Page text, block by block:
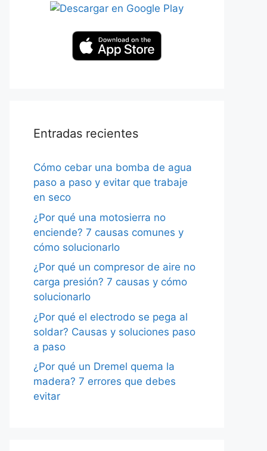
Entradas recientes
Cómo cebar una bomba de agua
paso a paso y evitar que trabaje
en seco
¿Por qué una motosierra no
enciende? 7 causas comunes y
cómo solucionarlo
¿Por qué un compresor de aire no
carga presión? 7 causas y cómo
solucionarlo
¿Por qué el electrodo se pega al
soldar? Causas y soluciones paso
a paso
¿Por qué un Dremel quema la
madera? 7 errores que debes
evitar